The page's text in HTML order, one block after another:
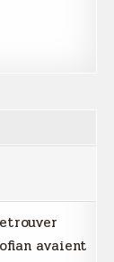
avaient